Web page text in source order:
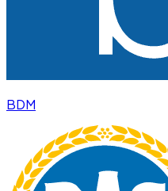
BDM